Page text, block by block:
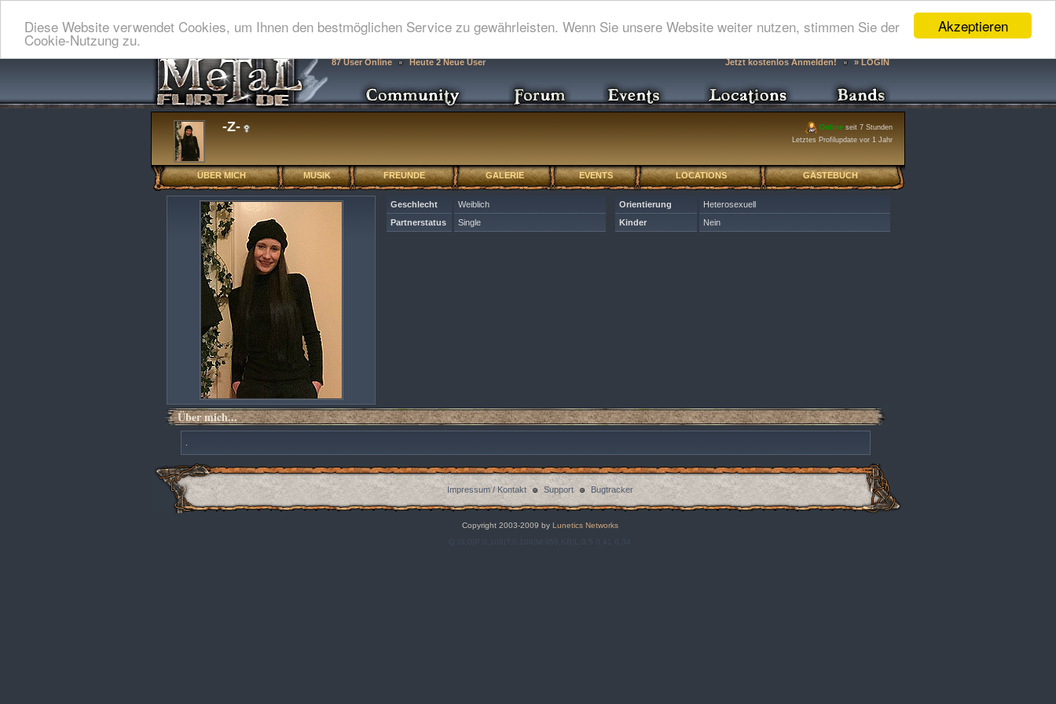
Akzeptieren
Diese Website verwendet Cookies, um Ihnen den bestmöglichen Service zu gewährleisten. Wenn Sie unsere Website weiter nutzen, stimmen Sie der
Cookie-Nutzung zu.
87 User Online Heute 2 Neue User Jetzt kostenlos Anmelden! » LOGIN
-Z- Online seit 7 Stunden
Letztes Profilupdate vor 1 Jahr
ÜBER MICH MUSIK FREUNDE GALERIE EVENTS LOCATIONS GÄSTEBUCH
Orientierung
Heterosexuell
Kinder
Nein
Geschlecht
Weiblich
Partnerstatus
Single
Über mich...
Impressum / Kontakt Support Bugtracker
Copyright 2003-2009 byLunetics Networks